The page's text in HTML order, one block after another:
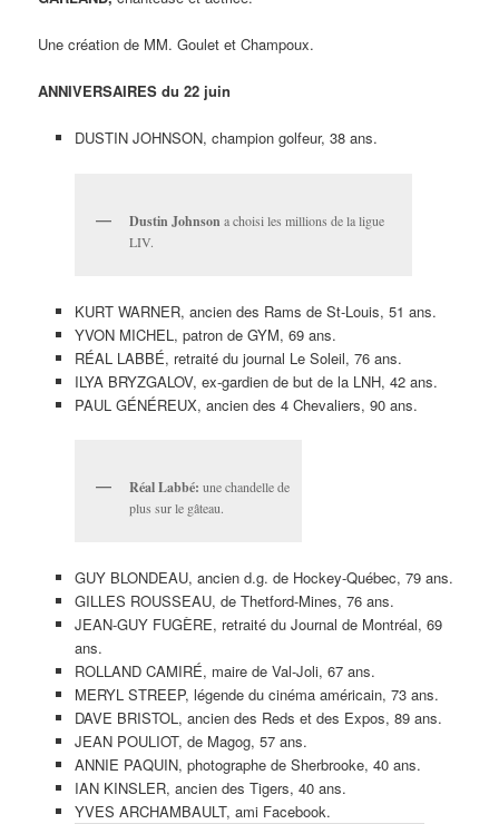
Une création de MM. Goulet et Champoux.
ANNIVERSAIRES du 22 juin
DUSTIN JOHNSON, champion golfeur, 38 ans.
Dustin Johnson a choisi les millions de la ligue
LIV.
KURT WARNER, ancien des Rams de St-Louis, 51 ans.
YVON MICHEL, patron de GYM, 69 ans.
RÉAL LABBÉ, retraité du journal Le Soleil, 76 ans.
ILYA BRYZGALOV, ex-gardien de but de la LNH, 42 ans.
PAUL GÉNÉREUX, ancien des 4 Chevaliers, 90 ans.
Réal Labbé: une chandelle de
plus sur le gâteau.
GUY BLONDEAU, ancien d.g. de Hockey-Québec, 79 ans.
GILLES ROUSSEAU, de Thetford-Mines, 76 ans.
JEAN-GUY FUGÈRE, retraité du Journal de Montréal, 69
ans.
ROLLAND CAMIRÉ, maire de Val-Joli, 67 ans.
MERYL STREEP, légende du cinéma américain, 73 ans.
DAVE BRISTOL, ancien des Reds et des Expos, 89 ans.
JEAN POULIOT, de Magog, 57 ans.
ANNIE PAQUIN, photographe de Sherbrooke, 40 ans.
IAN KINSLER, ancien des Tigers, 40 ans.
YVES ARCHAMBAULT, ami Facebook.